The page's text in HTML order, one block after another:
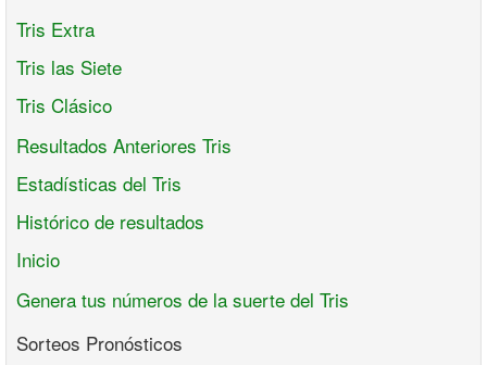
Tris Extra
Tris las Siete
Tris Clásico
Resultados Anteriores Tris
Estadísticas del Tris
Histórico de resultados
Inicio
Genera tus números de la suerte del Tris
Sorteos Pronósticos